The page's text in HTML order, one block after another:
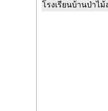
โรงเรียนบ้านป่าไ